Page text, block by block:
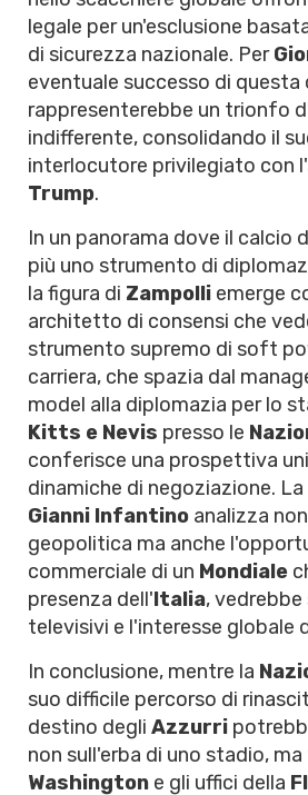
legale per un'esclusione
di sicurezza nazionale. Per
eventuale successo di questa
rappresenterebbe un trionfo
indifferente, consolidando il
interlocutore privilegiato con
Trump.
In un panorama dove il calcio
più uno strumento di
la figura di Zampolli emerge
architetto di consensi che
strumento supremo di soft
carriera, che spazia dal
model alla diplomazia per lo
Kitts e Nevis presso le
conferisce una prospettiva
dinamiche di negoziazione.
Gianni Infantino analizza
geopolitica ma anche
commerciale di un Mondiale
presenza dell'Italia,
televisivi e l'interesse globale
In conclusione, mentre la
suo difficile percorso di
destino degli Azzurri
non sull'erba di uno stadio,
Washington e gli uffici della